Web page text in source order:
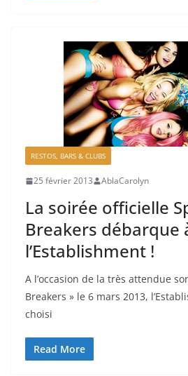
RESTOS, BARS & CLUBS
25 février 2013 AblaCarolyn
La soirée officielle
Breakers débarque
l’Establishment !
A l’occasion de la très attendue
Breakers » le 6 mars 2013,
choisi
Read More